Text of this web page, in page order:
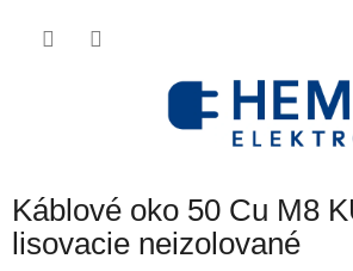
Káblové oko 50 Cu M8
lisovacie neizolované